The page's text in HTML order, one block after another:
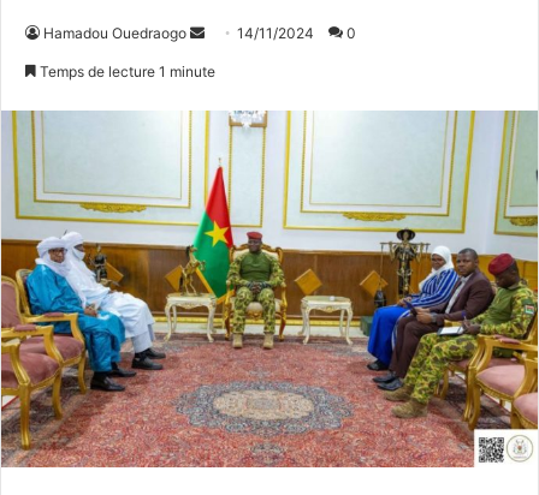
Hamadou Ouedraogo
o
e
r
u
n
c
o
u
r
r
i
e
14/11/2024 0
Temps de lecture 1 minute